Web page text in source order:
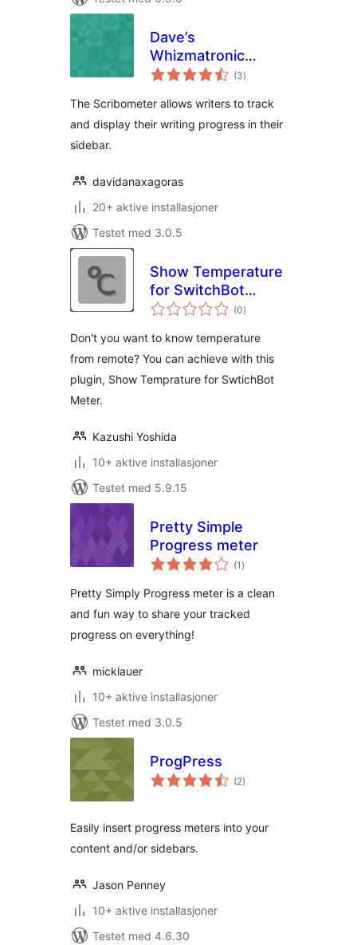
Dave’s
Whizmatronic
Widgulating
Scribometer
(3totale
vurderinger
)
The Scribometer allows writers to track
and display their writing progress in their
sidebar.
davidanaxagoras
20+ aktive installasjoner
Testet med 3.0.5
Show Temperature
for SwitchBot
Meter
(0totale
vurderinger
)
Don't you want to know temperature
from remote? You can achieve with this
plugin, Show Temprature for SwtichBot
Meter.
Kazushi Yoshida
10+ aktive installasjoner
Testet med 5.9.15
Pretty Simple
Progress meter
(1 totale
vurderinger
)
Pretty Simply Progress meter is a clean
and fun way to share your tracked
progress on everything!
micklauer
10+ aktive installasjoner
Testet med 3.0.5
ProgPress
(2totale
vurderinger
)
Easily insert progress meters into your
content and/or sidebars.
Jason Penney
10+ aktive installasjoner
Testet med 4.6.30